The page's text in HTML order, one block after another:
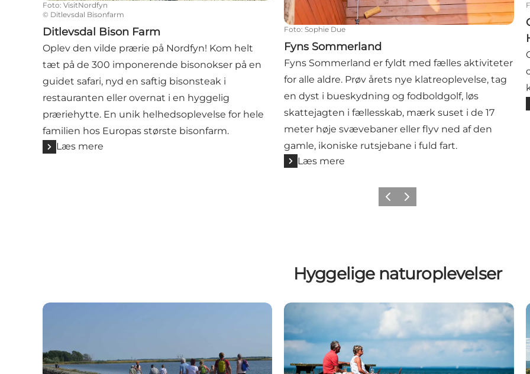
Foto: VisitNordfyn
© Ditlevsdal Bisonfarm
Ditlevsdal Bison Farm
Oplev den vilde prærie på Nordfyn! Kom helt
tæt på de 300 imponerende bisonokser på en
guidet safari, nyd en saftig bisonsteak i
restauranten eller overnat i en hyggelig
præriehytte. En unik helhedsoplevelse for hele
familien hos Europas største bisonfarm.
Læs mere
Foto: Sophie Due
Fyns Sommerland
Fyns Sommerland er fyldt med fælles aktiviteter
for alle aldre. Prøv årets nye klatreoplevelse, tag
en dyst i bueskydning og fodboldgolf, løs
skattejagten i fællesskab, mærk suset i de 17
meter høje svævebaner eller flyv ned af den
gamle, ikoniske rutsjebane i fuld fart.
Læs mere
Forrige billede
Næste billede
Hyggelige naturoplevelser
Vigelsø på egen hånd - en dejlig udflugt! Flyvesandet Strand